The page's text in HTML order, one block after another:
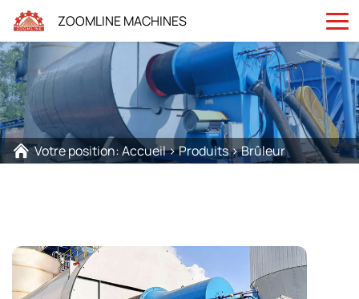
ZOOMLINE MACHINES
Votre position:Accueil>Produits>Brûleur